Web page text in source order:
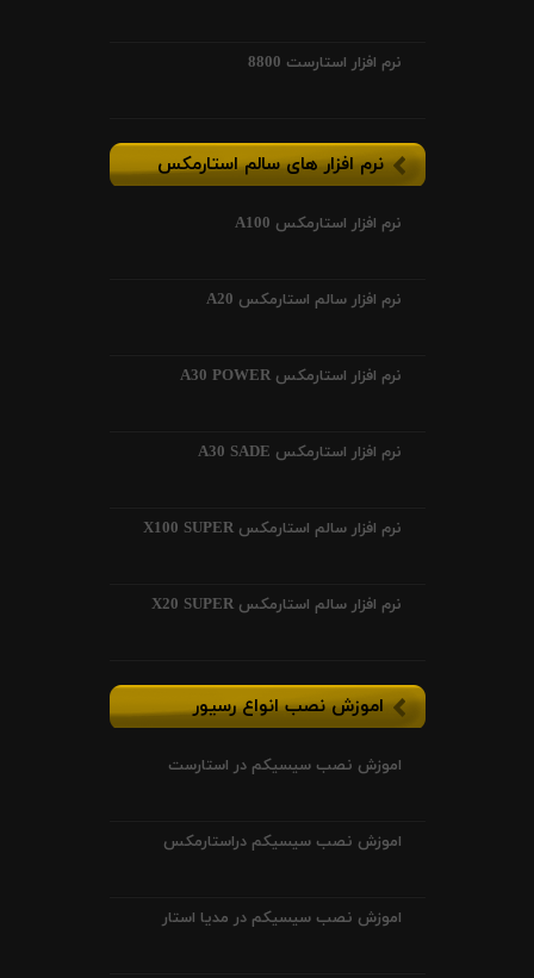
نرم افزار استارست 8800
نرم افزار های سالم استارمکس
نرم افزار استارمکس A100
نرم افزار سالم استارمکس A20
نرم افزار استارمکس A30 POWER
نرم افزار استارمکس A30 SADE
نرم افزار سالم استارمکس X100 SUPER
نرم افزار سالم استارمکس X20 SUPER
اموزش نصب انواع رسیور
اموزش نصب سیسیکم در استارست
اموزش نصب سیسیکم دراستارمکس
اموزش نصب سیسیکم در مدیا استار